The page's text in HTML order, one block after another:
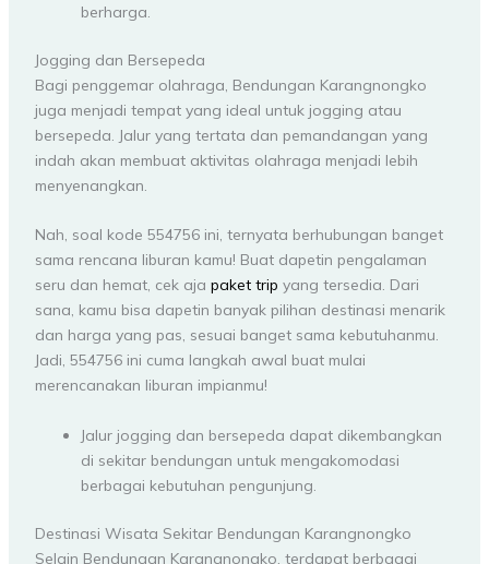
berharga.
Jogging dan Bersepeda
Bagi penggemar olahraga, Bendungan Karangnongko
juga menjadi tempat yang ideal untuk jogging atau
bersepeda. Jalur yang tertata dan pemandangan yang
indah akan membuat aktivitas olahraga menjadi lebih
menyenangkan.
Nah, soal kode 554756 ini, ternyata berhubungan banget
sama rencana liburan kamu! Buat dapetin pengalaman
seru dan hemat, cek aja paket trip yang tersedia. Dari
sana, kamu bisa dapetin banyak pilihan destinasi menarik
dan harga yang pas, sesuai banget sama kebutuhanmu.
Jadi, 554756 ini cuma langkah awal buat mulai
merencanakan liburan impianmu!
Jalur jogging dan bersepeda dapat dikembangkan
di sekitar bendungan untuk mengakomodasi
berbagai kebutuhan pengunjung.
Destinasi Wisata Sekitar Bendungan Karangnongko
Selain Bendungan Karangnongko, terdapat berbagai